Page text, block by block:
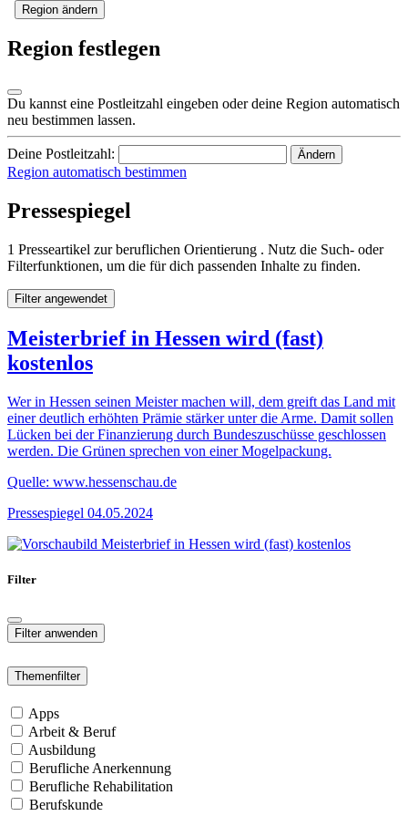
Region ändern
Region festlegen
Du kannst eine Postleitzahl eingeben oder deine Region automatisch
neu bestimmen lassen.
Deine Postleitzahl: Ändern
Region automatisch bestimmen
Pressespiegel
1 Presseartikel zur beruflichen Orientierung . Nutz die Such- oder
Filterfunktionen, um die für dich passenden Inhalte zu finden.
Filter angewendet
Meisterbrief in Hessen wird (fast)
kostenlos
Wer in Hessen seinen Meister machen will, dem greift das Land mit
einer deutlich erhöhten Prämie stärker unter die Arme. Damit sollen
Lücken bei der Finanzierung durch Bundeszuschüsse geschlossen
werden. Die Grünen sprechen von einer Mogelpackung.
Quelle: www.hessenschau.de
Pressespiegel 04.05.2024
Filter
Themenfilter
Apps
Arbeit & Beruf
Ausbildung
Berufliche Anerkennung
Berufliche Rehabilitation
Berufskunde